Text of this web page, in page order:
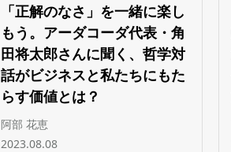
「正解のなさ」を一緒に楽し
もう。アーダコーダ代表・角
田将太郎さんに聞く、哲学対
話がビジネスと私たちにもた
らす価値とは？
阿部 花恵
2023.08.08